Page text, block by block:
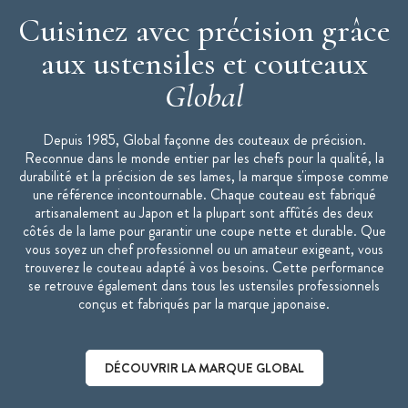
Cuisinez avec précision grâce
aux ustensiles et couteaux
Global
Depuis 1985, Global façonne des couteaux de précision.
Reconnue dans le monde entier par les chefs pour la qualité, la
durabilité et la précision de ses lames, la marque s'impose comme
une référence incontournable. Chaque couteau est fabriqué
artisanalement au Japon et la plupart sont affûtés des deux
côtés de la lame pour garantir une coupe nette et durable. Que
vous soyez un chef professionnel ou un amateur exigeant, vous
trouverez le couteau adapté à vos besoins. Cette performance
se retrouve également dans tous les ustensiles professionnels
conçus et fabriqués par la marque japonaise.
DÉCOUVRIR LA MARQUE GLOBAL